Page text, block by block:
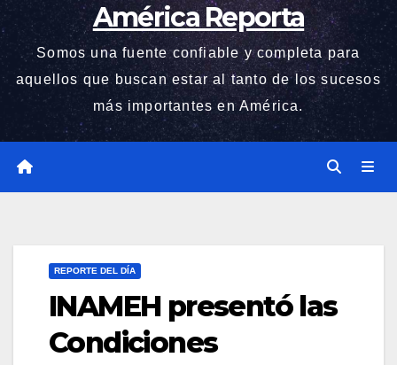
América Reporta
Somos una fuente confiable y completa para
aquellos que buscan estar al tanto de los sucesos
más importantes en América.
REPORTE DEL DÍA
INAMEH presentó las
Condiciones